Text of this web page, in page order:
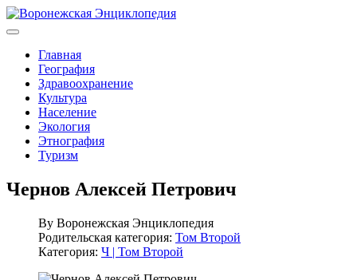
Главная
География
Здравоохранение
Культура
Население
Экология
Этнография
Туризм
Чернов Алексей Петрович
By Воронежская Энциклопедия
Родительская категория: Том Второй
Категория: Ч | Том Второй